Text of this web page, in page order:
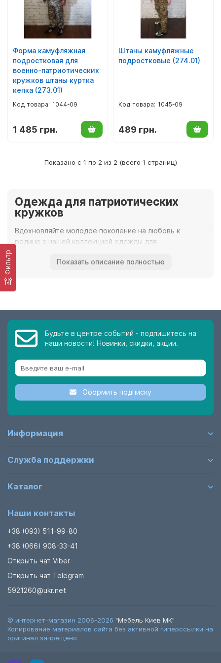
Мягкий инвентарь, текстиль
Декор для фотозон
Верхняя детская одежда
Детское постельное белье
Аксессуары к одежде
Крестильные наборы
Фильтр
Форма камуфляжная
подростковая для
военно-патриотических
кружков штаны куртка
кепка (273.01)
1044-09
1 485 грн.
Штаны камуфляжные
подростковые (274.01)
1045-09
489 грн.
Показано с 1 по 2 из 2 (всего 1 страниц)
Одежда для патриотических
кружков
Вдохновляйте молодое поколение на любовь к
родине с нашей коллекцией одежды для
гордости и принадлежности.
ежедневного ношения.
единству и гармонии в сердцах юных граждан!
Показать описание полностью
Будьте в центре событий - подпишитесь на
наши новости! Новинки, скидки, акции.
Оформить подписку
Информация
Служба поддержки
Каталог
Наши контакты
+38 (093) 511-99-80
+38 (066) 908-33-41
Открыть чат Viber
Открыть чат Telegram
5921260@ukr.net
© интернет-магазин 2006-2026 "Мебель Киев МК"
Копирование материалов сайта без активной гиперссылки на
оригинал запрещено